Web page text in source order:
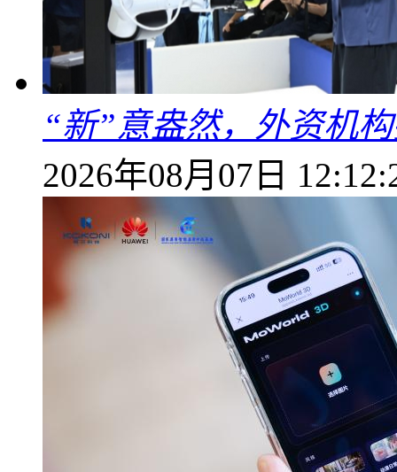
“新”意盎然，外资机
2026年08月07日